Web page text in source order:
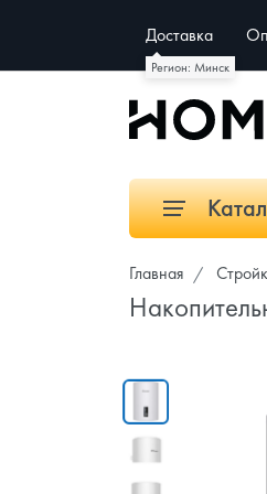
Регион: Минск
Доставка
Главная